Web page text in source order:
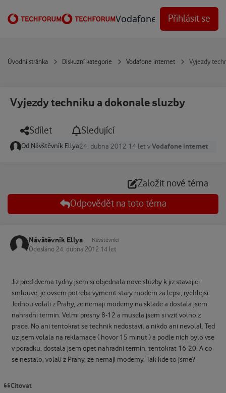
Vodafone Techforum
Přihlásit se
Úvodní stránka Diskuzní kategorie Vodafone internet Vyjezdy
Vyjezdy techniku a dokonale sluzby
Sdílet Sledující
Od Návštěvník Ellya24. dubna 2012 14 let vVodafone internet
Založit nové téma
Odpovědět na toto téma
Návštěvník Ellya Návštěvníci
Odesláno 24. dubna 2012 14 let
Jiz pred dvema tydny jsem si objednala nove sluzby k jiz stavajici
smlouve, je ovsem potreba vymenit stary modem za lepsi, rychlejsi.
Jednou volali z Prahy, ze nemaji modemy na sklade a dostala jsem
nahradni termin. Velmi presny 8-12 a musela jsem si vzit volno z
prace. No ani tentokrat se technik nedostavil a nikdo ani nevolal. Ted
uz jsem volala na reklamace ( hovor 15 minut ) a podle nich bylo vse
v poradku, dostala jsem opet nahradni termin, tentokrat 16-20. A co
se nestalo, volali z Prahy, ze nemaji modemy. Tak kde to jsme?
Citovat